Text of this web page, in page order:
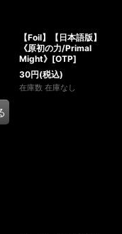
【Foil】【日本語版】
《原初の力/Primal
Might》[OTP]
30円(税込)
在庫数 在庫なし